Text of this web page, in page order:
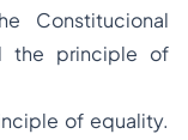
Constitucional
the principle of
of equality.